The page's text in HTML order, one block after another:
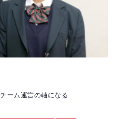
ーム運営の軸になる